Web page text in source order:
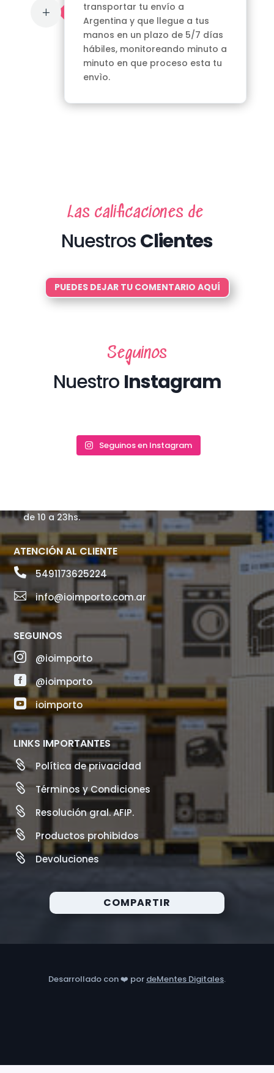
L
transportar tu envío a
Argentina y que llegue a tus
manos en un plazo de 5/7 días
hábiles, monitoreando minuto a
minuto en que proceso esta tu
envìo.
Las calificaciones de
NuestrosClientes
PUEDES DEJAR TU COMENTARIO AQUÍ
Seguinos
Nuestro Instagram
Seguinos en Instagram
Tte. Gral. Juan Domingo Perón 1881, Piso 2, CABA,
de 10 a 23hs.
ATENCIÓN AL CLIENTE
 5491173625224
 info@ioimporto.com.ar
SEGUINOS
 @ioimporto
 @ioimporto
 ioimporto
LINKS IMPORTANTES
 Política de privacidad
 Términos y Condiciones
 Resolución gral. AFIP.
 Productos prohibidos
 Devoluciones
COMPARTIR
Desarrollado con ❤️ por deMentes Digitales.